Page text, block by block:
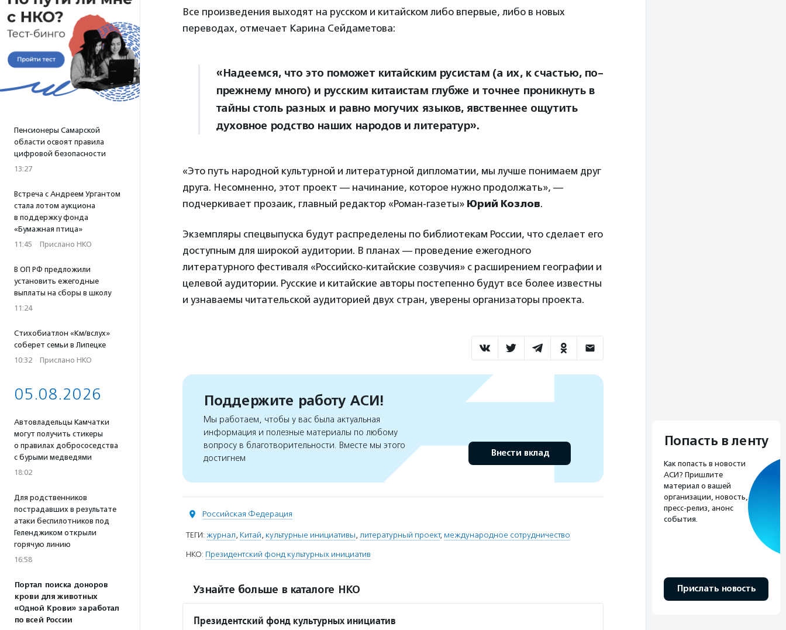
Пенсионеры Самарской
области освоят правила
цифровой безопасности
13:27
Встреча с Андреем Ургантом
стала лотом аукциона
в поддержку фонда
«Бумажная птица»
11:45 · Прислано НКО
В ОП РФ предложили
установить ежегодные
выплаты на сборы в школу
11:24
Стихобиатлон «Км/вслух»
соберет семьи в Липецке
10:32 · Прислано НКО
05.08.2026
Автовладельцы Камчатки
могут получить стикеры
о правилах добрососедства
с бурыми медведями
18:02
Для родственников
пострадавших в результате
атаки беспилотников под
Геленджиком открыли
горячую линию
16:58
Портал поиска доноров
крови для животных
«Одной Крови» заработал
по всей России
Все произведения выходят на русском и китайском либо впервые, либо в новых
переводах, отмечает Карина Сейдаметова:
«Надеемся, что это поможет китайским русистам (а их, к счастью, по-
прежнему много) и русским китаистам глубже и точнее проникнуть в
тайны столь разных и равно могучих языков, явственнее ощутить
духовное родство наших народов и литератур».
«Это путь народной культурной и литературной дипломатии, мы лучше понимаем друг
друга. Несомненно, этот проект — начинание, которое нужно продолжать», —
подчеркивает прозаик, главный редактор «Роман-газеты» Юрий Козлов.
Экземпляры спецвыпуска будут распределены по библиотекам России, что сделает его
доступным для широкой аудитории. В планах — проведение ежегодного
литературного фестиваля «Российско-китайские созвучия» с расширением географии и
целевой аудитории. Русские и китайские авторы постепенно будут все более известны
и узнаваемы читательской аудиторией двух стран, уверены организаторы проекта.
Поддержите работу АСИ!
Мы работаем, чтобы у вас была актуальная
информация и полезные материалы по любому
вопросу в благотворительности. Вместе мы этого
достигнем
Внести вклад
Российская Федерация
ТЕГИ: журнал, Китай, культурные инициативы, литературный проект, международное сотрудничество
НКО: Президентский фонд культурных инициатив
Узнайте больше в каталоге НКО
Президентский фонд культурных инициатив
Попасть в ленту
Как попасть в новости
АСИ? Пришлите
материал о вашей
организации, новость,
пресс-релиз, анонс
события.
Прислать новость